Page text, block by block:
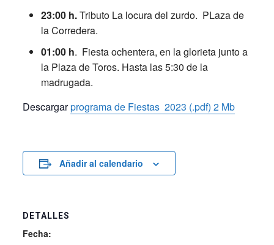
23:00 h.Tributo La locura del zurdo. PLaza de
la Corredera.
01:00 h. Fiesta ochentera, en la glorieta junto a
la Plaza de Toros. Hasta las 5:30 de la
madrugada.
Descargarprograma de Fiestas 2023 (.pdf) 2 Mb
Añadir al calendario
DETALLES
Fecha: